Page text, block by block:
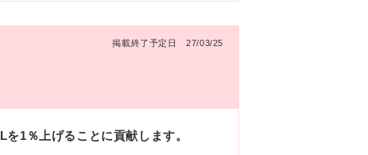
掲載終了予定日 27/03/25
1％上げることに貢献します。